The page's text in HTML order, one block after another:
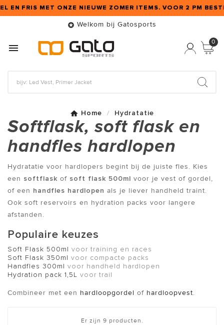
EN FRIS MET ONZE NIEUWE ZOMER ITEMS. VOOR 2 PM
 Welkom bij Gatosports

0
Home Hydratatie
Softflask, soft flask en
handfles hardlopen
Hydratatie voor hardlopers begint bij de juiste fles. Kies
een softflask of soft flask 500ml voor je vest of gordel,
of een handfles hardlopen als je liever handheld traint.
Ook soft reservoirs en hydration packs voor langere
afstanden.
Populaire keuzes
Soft Flask 500ml voor training en races
Soft Flask 350ml voor compacte packs
Handfles 300ml voor handheld hardlopen
Hydration pack 1,5L voor trail
Combineer met een hardloopgordel of hardloopvest.
Er zijn 9 producten.